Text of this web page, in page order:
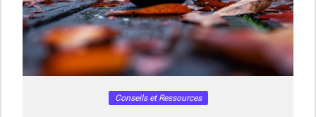
Conseils et Ressources